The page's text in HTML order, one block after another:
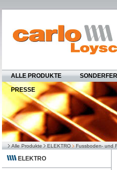
ALLE PRODUKTE
PRESSE
Alle Produkte ELEKTRO Fussboden- und
ELEKTRO